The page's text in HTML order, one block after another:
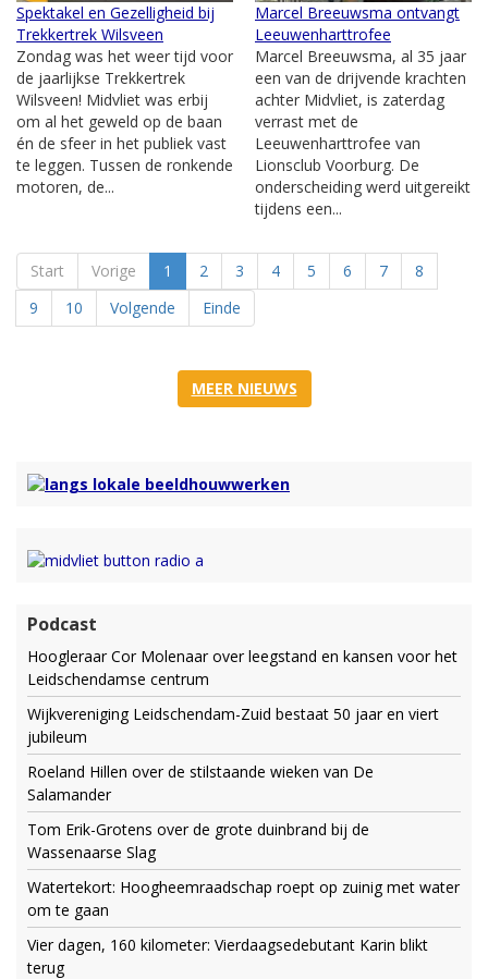
Spektakel en Gezelligheid bij
Trekkertrek Wilsveen
Zondag was het weer tijd voor
de jaarlijkse Trekkertrek
Wilsveen! Midvliet was erbij
om al het geweld op de baan
én de sfeer in het publiek vast
te leggen. Tussen de ronkende
motoren, de...
Marcel Breeuwsma ontvangt
Leeuwenharttrofee
Marcel Breeuwsma, al 35 jaar
een van de drijvende krachten
achter Midvliet, is zaterdag
verrast met de
Leeuwenharttrofee van
Lionsclub Voorburg. De
onderscheiding werd uitgereikt
tijdens een...
Start Vorige 1 2 3 4 5 6 7
8
9
10 Volgende Einde
MEER NIEUWS
Podcast
Hoogleraar Cor Molenaar over leegstand en kansen voor het
Leidschendamse centrum
Wijkvereniging Leidschendam-Zuid bestaat 50 jaar en viert
jubileum
Roeland Hillen over de stilstaande wieken van De
Salamander
Tom Erik-Grotens over de grote duinbrand bij de
Wassenaarse Slag
Watertekort: Hoogheemraadschap roept op zuinig met water
om te gaan
Vier dagen, 160 kilometer: Vierdaagsedebutant Karin blikt
terug